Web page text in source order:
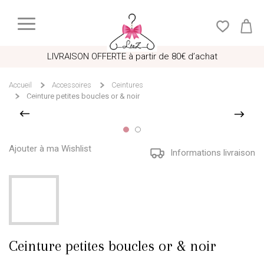
LIVRAISON OFFERTE à partir de 80€ d’achat
Accueil Accessoires
Ceintures
Ceinture petites boucles or & noir
Ajouter à ma Wishlist Informations livraison
Ceinture petites boucles or & noir